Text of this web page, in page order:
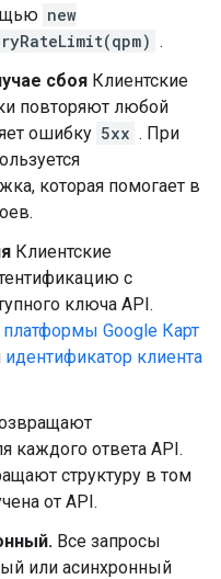
new
.
сбоя Клиентские
повторяют любой
ошибку 5xx . При
которая помогает в
Клиентские
с
ключа API.
Google Карт
идентификатор клиента
каждого ответа API.
структуру в том
от API.
Все запросы
или асинхронный